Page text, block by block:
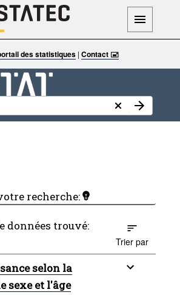
des statistiques| Contact 🖃
recherche:
données trouvé:
Trier par
selon la
sexe et l'âge